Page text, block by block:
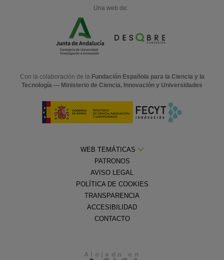
Una web de:
Con la colaboración de la Fundación Española para la Ciencia y la
Tecnología — Ministerio de Ciencia, Innovación y Universidades
WEB TEMÁTICAS
PATRONOS
AVISO LEGAL
POLÍTICA DE COOKIES
TRANSPARENCIA
ACCESIBILIDAD
CONTACTO